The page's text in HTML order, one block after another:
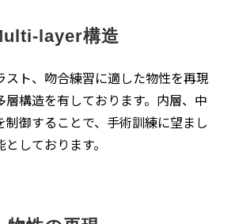
layer構造
スト、吻合練習に適した物性を再現
層構造を有しております。内層、中
制御することで、手術訓練に望まし
しております。